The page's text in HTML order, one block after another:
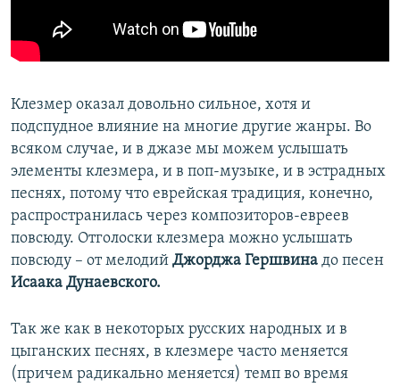
Клезмер оказал довольно сильное, хотя и
подспудное влияние на многие другие жанры. Во
всяком случае, и в джазе мы можем услышать
элементы клезмера, и в поп-музыке, и в эстрадных
песнях, потому что еврейская традиция, конечно,
распространилась через композиторов-евреев
повсюду. Отголоски клезмера можно услышать
повсюду – от мелодий Джорджа Гершвина до песен
Исаака Дунаевского.
Так же как в некоторых русских народных и в
цыганских песнях, в клезмере часто меняется
(причем радикально меняется) темп во время